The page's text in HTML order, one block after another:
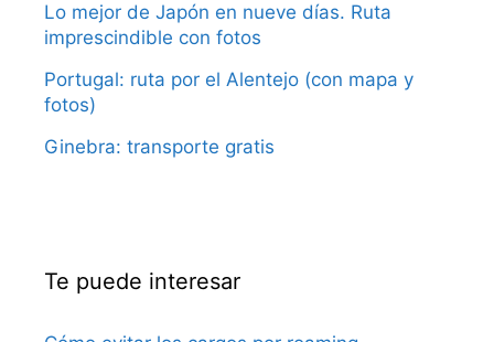
Lo mejor de Japón en nueve días. Ruta
imprescindible con fotos
Portugal: ruta por el Alentejo (con mapa y
fotos)
Ginebra: transporte gratis
Te puede interesar